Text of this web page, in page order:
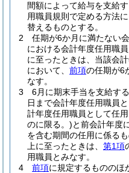
間額によって給与を支給
用職員規則で定める方法
替えるものとする。
2
任期が6か月に満たない
における会計年度任用職
に至ったときは、当該会
において、 前項の任期が6
なす。
3
6月に期末手当を支給す
日まで会計年度任用職員
計年度任用職員として任
のに限る。)と前会計年度
を含む期間の任用に係る
上に至ったときは、 第1項
用職員とみなす。
4
前項に規定するもののほ